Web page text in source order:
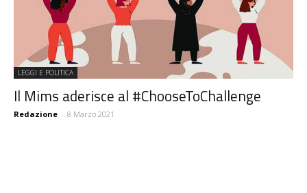
LEGGI E POLITICA
Il Mims aderisce al #ChooseToChallenge
Redazione - 8 Marzo 2021